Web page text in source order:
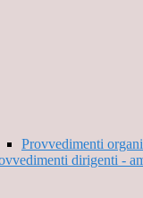
Provvedimenti
dirigenti -